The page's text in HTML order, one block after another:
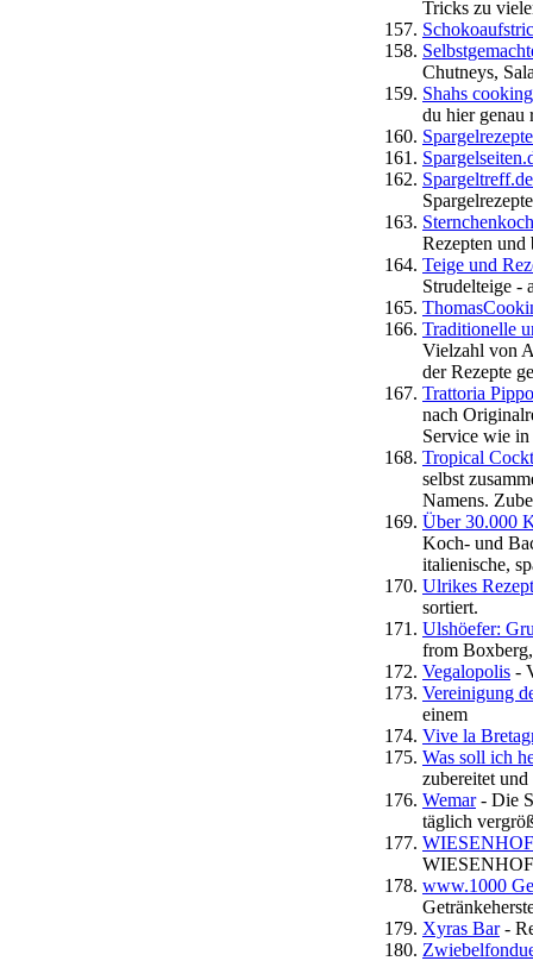
Tricks zu
Chutneys,
Shahs cooking
du hier genau
Spargelrezepte
Rezepten
Teige und
Strudelteige -
Traditionelle
Vielzahl von
der Rezepte
Trattoria
nach
Service wie
Tropical
selbst
Namens.
Über 30.000
Koch- und
italienische,
Ulrikes
sortiert.
Ulshöefer:
from
Vegalopolis -
Vereinigung
einem
Vive la
Was soll ich
zubereitet
Wemar- Die
täglich
www.1000
Xyras Bar-